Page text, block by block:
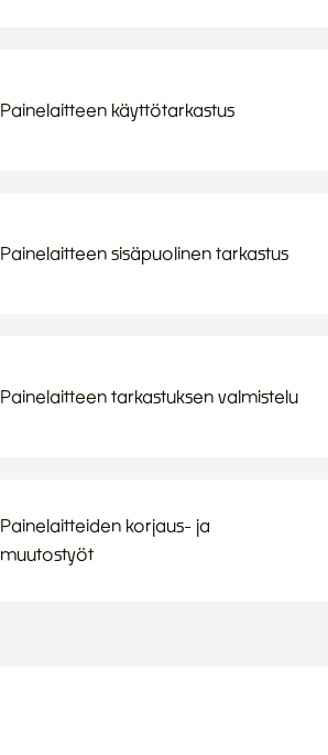
Painelaitteen käyttötarkastus
Painelaitteen sisäpuolinen tarkastus
Painelaitteen tarkastuksen valmistelu
Painelaitteiden korjaus- ja
muutostyöt